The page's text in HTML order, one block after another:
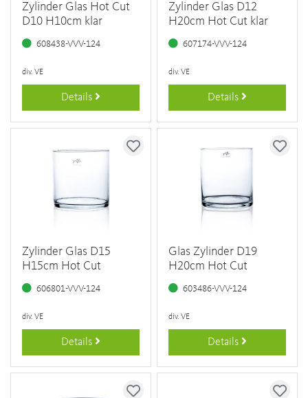
Zylinder Glas Hot Cut
D10 H10cm klar
608438-VVV-124
div. VE
Details
Zylinder Glas D12
H20cm Hot Cut klar
607174-VVV-124
div. VE
Details
Zylinder Glas D15
H15cm Hot Cut
606801-VVV-124
div. VE
Details
Glas Zylinder D19
H20cm Hot Cut
603486-VVV-124
div. VE
Details